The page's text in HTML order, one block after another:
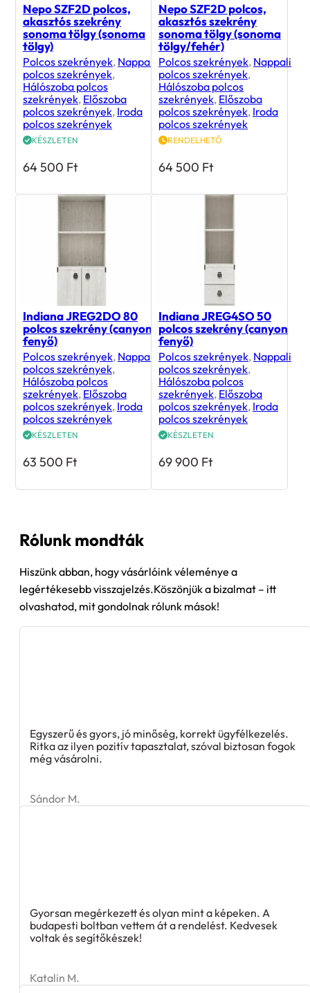
Nepo SZF2D polcos,
akasztós szekrény
sonoma tölgy (sonoma
tölgy)
Polcos szekrények, Nappali
polcos szekrények,
Hálószoba polcos
szekrények, Előszoba
polcos szekrények, Iroda
polcos szekrények
KÉSZLETEN
64 500 Ft
Nepo SZF2D polcos,
akasztós szekrény
sonoma tölgy (sonoma
tölgy/fehér)
Polcos szekrények, Nappali
polcos szekrények,
Hálószoba polcos
szekrények, Előszoba
polcos szekrények, Iroda
polcos szekrények
RENDELHETŐ
64 500 Ft
Indiana JREG2DO 80
polcos szekrény (canyon
fenyő)
Polcos szekrények, Nappali
polcos szekrények,
Hálószoba polcos
szekrények, Előszoba
polcos szekrények, Iroda
polcos szekrények
KÉSZLETEN
63 500 Ft
Indiana JREG4SO 50
polcos szekrény (canyon
fenyő)
Polcos szekrények, Nappali
polcos szekrények,
Hálószoba polcos
szekrények, Előszoba
polcos szekrények, Iroda
polcos szekrények
KÉSZLETEN
69 900 Ft
Rólunk mondták
Hiszünk abban, hogy vásárlóink véleménye a
legértékesebb visszajelzés.Köszönjük a bizalmat – itt
olvashatod, mit gondolnak rólunk mások!
Egyszerű és gyors, jó minőség, korrekt ügyfélkezelés.
Ritka az ilyen pozitív tapasztalat, szóval biztosan fogok
még vásárolni.
Sándor M.
Gyorsan megérkezett és olyan mint a képeken. A
budapesti boltban vettem át a rendelést. Kedvesek
voltak és segítőkészek!
Katalin M.